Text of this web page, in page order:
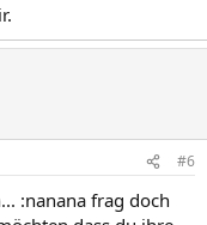
#6
:nanana frag doch